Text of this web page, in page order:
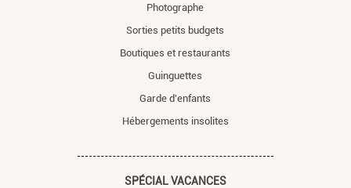
Photographe
Sorties petits budgets
Boutiques et restaurants
Guinguettes
Garde d'enfants
Hébergements insolites
SPÉCIAL VACANCES